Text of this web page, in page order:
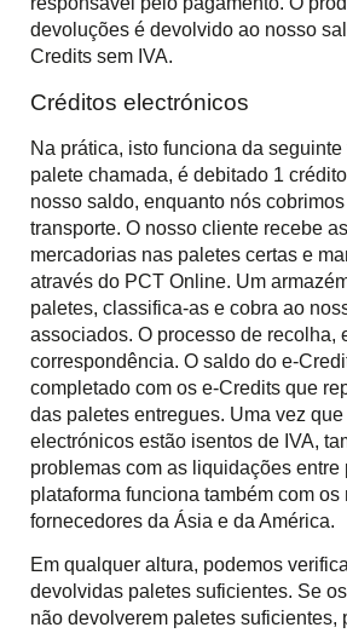
devoluções é devolvido ao nosso
Credits sem IVA.
Créditos electrónicos
Na prática, isto funciona da seguinte
palete chamada, é debitado 1
nosso saldo, enquanto nós
transporte. O nosso cliente recebe
mercadorias nas paletes certas e
através do PCT Online. Um
paletes, classifica-as e cobra ao
associados. O processo de recolha,
correspondência. O saldo do e-
completado com os e-Credits que
das paletes entregues. Uma vez
electrónicos estão isentos de IVA,
problemas com as liquidações entre
plataforma funciona também com
fornecedores da Ásia e da América.
Em qualquer altura, podemos
devolvidas paletes suficientes. Se
não devolverem paletes suficientes,